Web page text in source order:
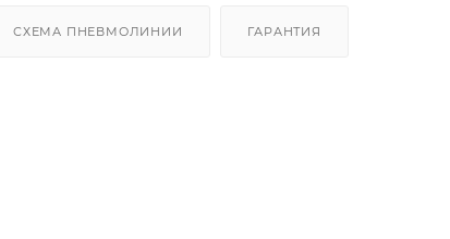
СХЕМА ПНЕВМОЛИНИИ ГАРАНТИЯ